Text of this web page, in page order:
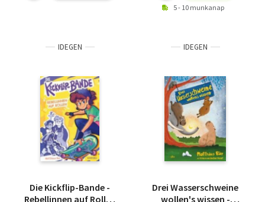
5 - 10 munkanap
IDEGEN
Die Kickflip-Bande -
Rebellinnen auf Rollen
IDEGEN
Drei Wasserschweine
wollen's wissen -